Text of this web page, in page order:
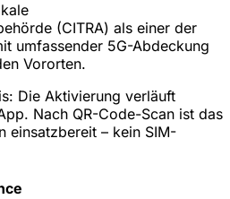
(CITRA) als einer der
umfassender 5G-Abdeckung
Vororten.
Die Aktivierung verläuft
Nach QR-Code-Scan ist das
einsatzbereit – kein SIM-